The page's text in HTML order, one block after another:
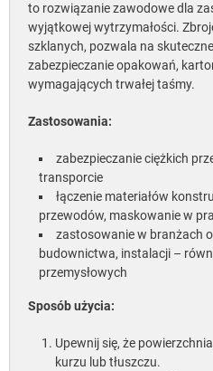
to rozwiązanie zawodowe dla
wyjątkowej wytrzymałości.
szklanych, pozwala na
zabezpieczanie opakowań,
wymagających trwałej taśmy.
Zastosowania:
zabezpieczanie ciężkich
transporcie
łączenie materiałów
przewodów, maskowanie w
zastosowanie w branżach
budownictwa, instalacji –
przemysłowych
Sposób użycia:
Upewnij się, że
kurzu lub tłuszczu.